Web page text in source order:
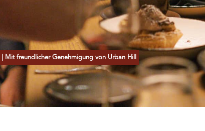
| Mit freundlicher Genehmigung von Urban Hill